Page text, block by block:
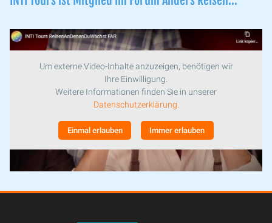
Um externe Video-Inhalte anzuzeigen, benötigen wir
Ihre Einwilligung.
Weitere Informationen finden Sie in unserer
Datenschutzerklärung.
Einmal erlauben Immer erlauben